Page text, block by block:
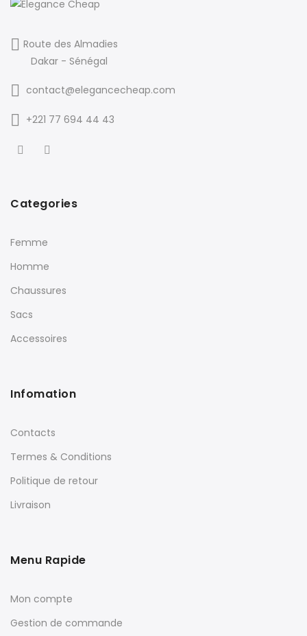
Route des Almadies
Dakar - Sénégal
contact@elegancecheap.com
+221 77 694 44 43
Categories
Femme
Homme
Chaussures
Sacs
Accessoires
Infomation
Contacts
Termes & Conditions
Politique de retour
Livraison
Menu Rapide
Mon compte
Gestion de commande